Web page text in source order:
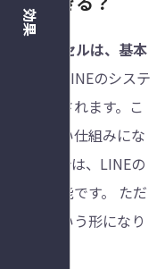
効果
キャンセルは、基本
ると、LINEのシステ
が開始されます。こ
は難しい仕組みにな
った場合は、LINEの
とも可能です。 ただ
するという形になり